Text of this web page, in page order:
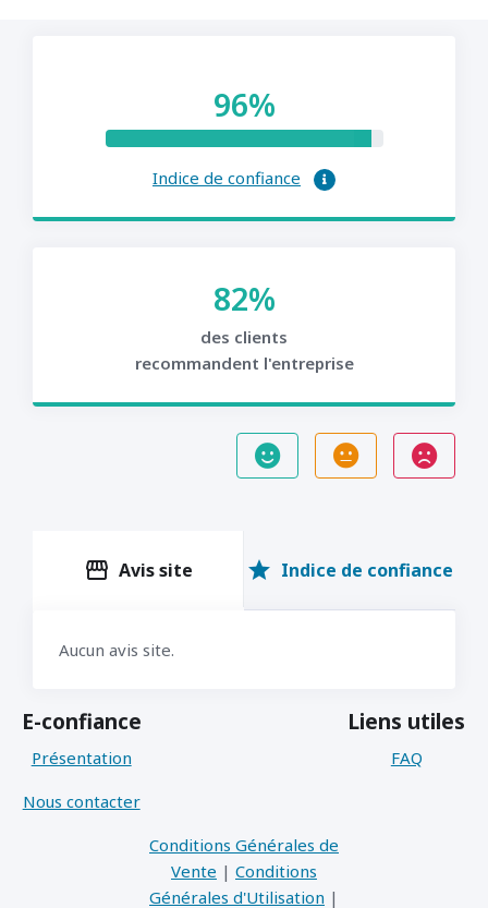
96%
Indice de confiance
82%
des clients
recommandent l'entreprise
storefront Avis site star Indice de confiance
Aucun avis site.
E-confiance
Présentation
Nous contacter
Liens utiles
FAQ
Conditions Générales de
Vente | Conditions
Générales d'Utilisation |